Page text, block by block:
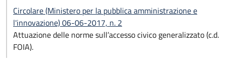
Circolare (Ministero per la pubblica amministrazione e
l'innovazione) 06-06-2017, n. 2
Attuazione delle norme sull’accesso civico generalizzato (c.d.
FOIA).